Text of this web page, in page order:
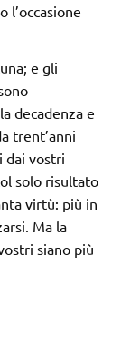
l’occasione
e gli
decadenza e
trent’anni
dai vostri
solo risultato
virtù: più in
Ma la
siano più